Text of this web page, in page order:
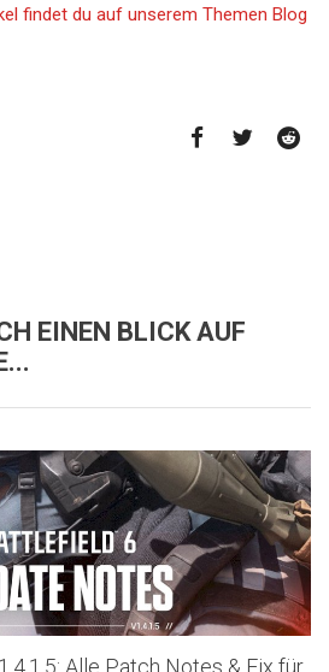
findet du auf unserem Themen Blog
EINEN BLICK AUF